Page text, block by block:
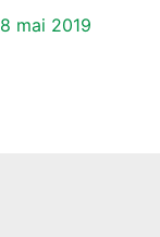
8 mai 2019